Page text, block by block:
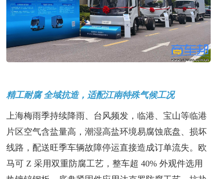
精工耐腐 全域抗造，适配江南特殊气候工况
上海梅雨季持续降雨、台风频发，临港、宝山等临港
片区空气含盐量高，潮湿高盐环境易腐蚀底盘、损坏
线路，配送旺季车辆故障停运直接造成订单流失。欧
马可 Z 采用双重防腐工艺，整车超 40% 外观件选用